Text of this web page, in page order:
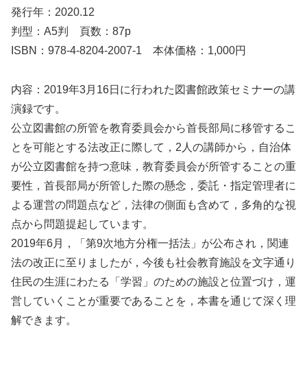
発行年：2020.12
判型：A5判 頁数：87p
ISBN：978-4-8204-2007-1 本体価格：1,000円
内容：2019年3月16日に行われた図書館政策セミナーの講
演録です。
公立図書館の所管を教育委員会から首長部局に移管するこ
とを可能とする法改正に際して，2人の講師から，自治体
が公立図書館を持つ意味，教育委員会が所管することの重
要性，首長部局が所管した際の懸念，委託・指定管理者に
よる運営の問題点など，法律の側面も含めて，多角的な視
点から問題提起しています。
2019年6月，「第9次地方分権一括法」が公布され，関連
法の改正に至りましたが，今後も社会教育施設を文字通り
住民の生涯にわたる「学習」のための施設と位置づけ，運
営していくことが重要であることを，本書を通じて深く理
解できます。